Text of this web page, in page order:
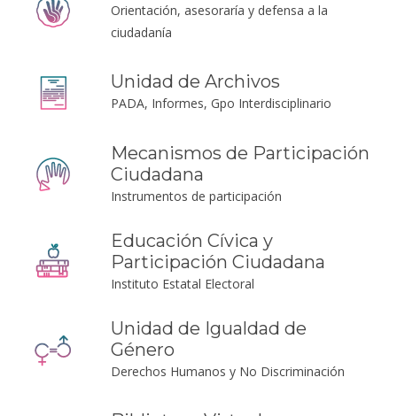
Orientación, asesoraría y defensa a la
ciudadanía
Unidad de Archivos
PADA, Informes, Gpo Interdisciplinario
Mecanismos de Participación
Ciudadana
Instrumentos de participación
Educación Cívica y
Participación Ciudadana
Instituto Estatal Electoral
Unidad de Igualdad de
Género
Derechos Humanos y No Discriminación